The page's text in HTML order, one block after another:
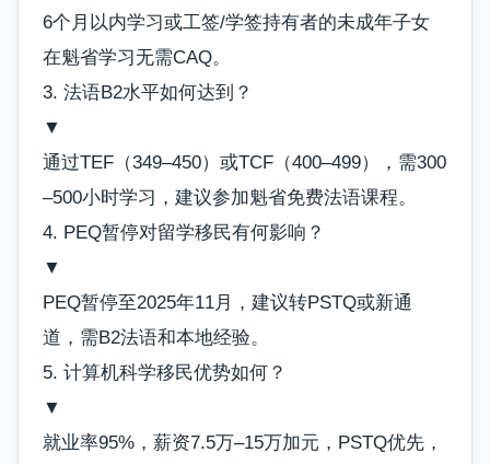
6个月以内学习或工签/学签持有者的未成年子女
在魁省学习无需CAQ。
3. 法语B2水平如何达到？
▼
通过TEF（349–450）或TCF（400–499），需300
–500小时学习，建议参加魁省免费法语课程。
4. PEQ暂停对留学移民有何影响？
▼
PEQ暂停至2025年11月，建议转PSTQ或新通
道，需B2法语和本地经验。
5. 计算机科学移民优势如何？
▼
就业率95%，薪资7.5万–15万加元，PSTQ优先，